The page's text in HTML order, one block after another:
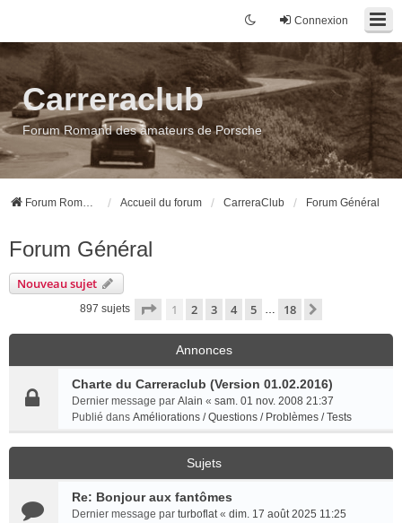
Connexion
Carreraclub
Forum Romand des amateurs de Porsche
Forum Romand des amateurs de Porsche Accueil du forum CarreraClub Forum Général
Forum Général
Nouveau sujet
897 sujets Page 1sur18
1 2 3 4 5 … 18
Annonces
Charte du Carreraclub (Version 01.02.2016)
Dernier message par Alain « sam. 01 nov. 2008 21:37
Publié dans Améliorations / Questions / Problèmes / Tests
Sujets
Re: Bonjour aux fantômes
Dernier message par turboflat« dim. 17 août 2025 11:25